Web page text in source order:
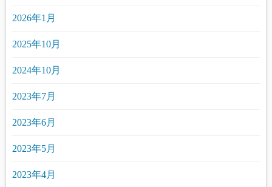
2026年1月
2025年10月
2024年10月
2023年7月
2023年6月
2023年5月
2023年4月